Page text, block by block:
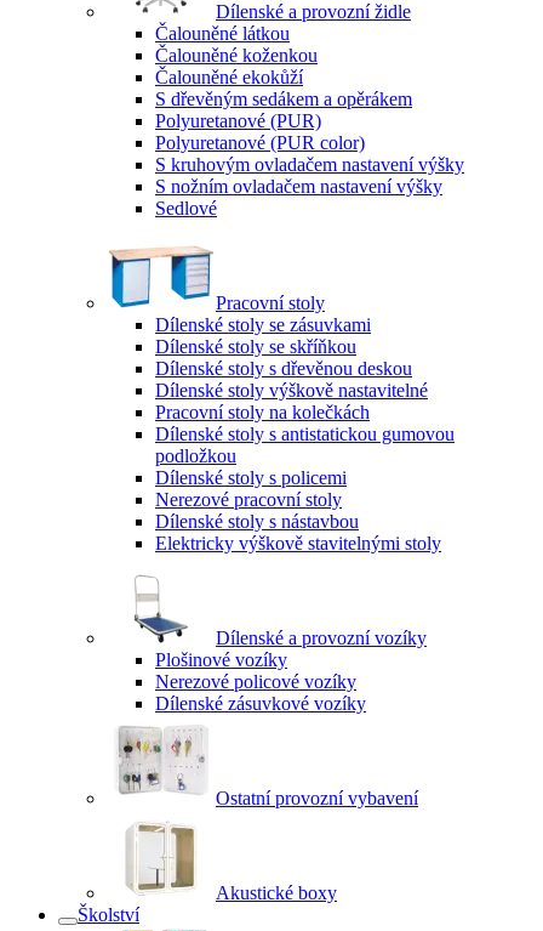
Dílenské a provozní židle
Čalouněné látkou
Čalouněné koženkou
Čalouněné ekokůží
S dřevěným sedákem a opěrákem
Polyuretanové (PUR)
Polyuretanové (PUR color)
S kruhovým ovladačem nastavení výšky
S nožním ovladačem nastavení výšky
Sedlové
Pracovní stoly
Dílenské stoly se zásuvkami
Dílenské stoly se skříňkou
Dílenské stoly s dřevěnou deskou
Dílenské stoly výškově nastavitelné
Pracovní stoly na kolečkách
Dílenské stoly s antistatickou gumovou
podložkou
Dílenské stoly s policemi
Nerezové pracovní stoly
Dílenské stoly s nástavbou
Elektricky výškově stavitelnými stoly
Dílenské a provozní vozíky
Plošinové vozíky
Nerezové policové vozíky
Dílenské zásuvkové vozíky
Ostatní provozní vybavení
Akustické boxy
Školství